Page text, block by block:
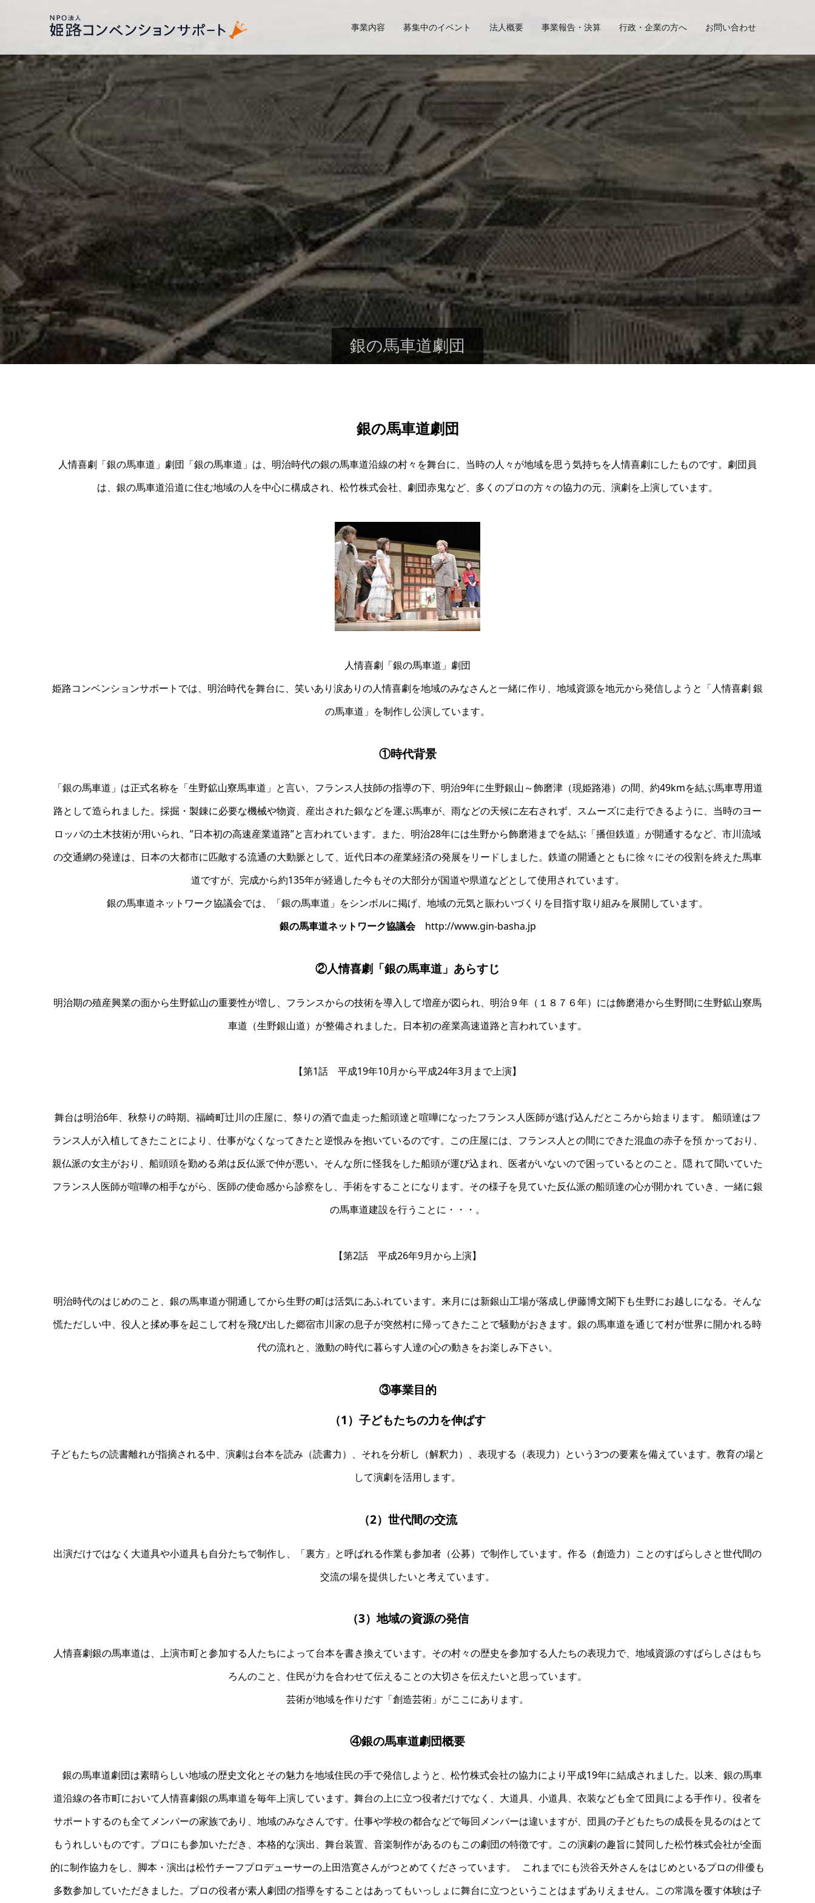
事業内容 募集中のイベント 法人概要 事業報告・決算 行政・企業の方へ お問い合わせ
銀の馬車道劇団
銀の馬車道劇団
人情喜劇「銀の馬車道」劇団「銀の馬車道」は、明治時代の銀の馬車道沿線の村々を舞台に、当時の人々が地域を思う気持ちを人情喜劇にしたものです。劇団員
は、銀の馬車道沿道に住む地域の人を中心に構成され、松竹株式会社、劇団赤鬼など、多くのプロの方々の協力の元、演劇を上演しています。
人情喜劇「銀の馬車道」劇団
姫路コンベンションサポートでは、明治時代を舞台に、笑いあり涙ありの人情喜劇を地域のみなさんと一緒に作り、地域資源を地元から発信しようと「人情喜劇 銀
の馬車道」を制作し公演しています。
①時代背景
「銀の馬車道」は正式名称を「生野鉱山寮馬車道」と言い、フランス人技師の指導の下、明治9年に生野銀山～飾磨津（現姫路港）の間、約49kmを結ぶ馬車専用道
路として造られました。採掘・製錬に必要な機械や物資、産出された銀などを運ぶ馬車が、雨などの天候に左右されず、スムーズに走行できるように、当時のヨー
ロッパの土木技術が用いられ、”日本初の高速産業道路”と言われています。また、明治28年には生野から飾磨港までを結ぶ「播但鉄道」が開通するなど、市川流域
の交通網の発達は、日本の大都市に匹敵する流通の大動脈として、近代日本の産業経済の発展をリードしました。鉄道の開通とともに徐々にその役割を終えた馬車
道ですが、完成から約135年が経過した今もその大部分が国道や県道などとして使用されています。
銀の馬車道ネットワーク協議会では、「銀の馬車道」をシンボルに掲げ、地域の元気と賑わいづくりを目指す取り組みを展開しています。
銀の馬車道ネットワーク協議会
http://www.gin-basha.jp
②人情喜劇「銀の馬車道」あらすじ
明治期の殖産興業の面から生野鉱山の重要性が増し、フランスからの技術を導入して増産が図られ、明治９年（１８７６年）には飾磨港から生野間に生野鉱山寮馬
車道（生野銀山道）が整備されました。日本初の産業高速道路と言われています。
【第1話 平成19年10月から平成24年3月まで上演】
舞台は明治6年、秋祭りの時期。福崎町辻川の庄屋に、祭りの酒で血走った船頭達と喧嘩になったフランス人医師が逃げ込んだところから始まります。 船頭達はフ
ランス人が入植してきたことにより、仕事がなくなってきたと逆恨みを抱いているのです。この庄屋には、フランス人との間にできた混血の赤子を預 かっており、
親仏派の女主がおり、船頭頭を勤める弟は反仏派で仲が悪い。そんな所に怪我をした船頭が運び込まれ、医者がいないので困っているとのこと。隠 れて聞いていた
フランス人医師が喧嘩の相手ながら、医師の使命感から診察をし、手術をすることになります。その様子を見ていた反仏派の船頭達の心が開かれ ていき、一緒に銀
の馬車道建設を行うことに・・・。
【第2話 平成26年9月から上演】
明治時代のはじめのこと、銀の馬車道が開通してから生野の町は活気にあふれています。来月には新銀山工場が落成し伊藤博文閣下も生野にお越しになる。そんな
慌ただしい中、役人と揉め事を起こして村を飛び出した郷宿市川家の息子が突然村に帰ってきたことで騒動がおきます。銀の馬車道を通じて村が世界に開かれる時
代の流れと、激動の時代に暮らす人達の心の動きをお楽しみ下さい。
③事業目的
（1）子どもたちの力を伸ばす
子どもたちの読書離れが指摘される中、演劇は台本を読み（読書力）、それを分析し（解釈力）、表現する（表現力）という3つの要素を備えています。教育の場と
して演劇を活用します。
（2）世代間の交流
出演だけではなく大道具や小道具も自分たちで制作し、「裏方」と呼ばれる作業も参加者（公募）で制作しています。作る（創造力）ことのすばらしさと世代間の
交流の場を提供したいと考えています。
（3）地域の資源の発信
人情喜劇銀の馬車道は、上演市町と参加する人たちによって台本を書き換えています。その村々の歴史を参加する人たちの表現力で、地域資源のすばらしさはもち
ろんのこと、住民が力を合わせて伝えることの大切さを伝えたいと思っています。
芸術が地域を作りだす「創造芸術」がここにあります。
④銀の馬車道劇団概要
銀の馬車道劇団は素晴らしい地域の歴史文化とその魅力を地域住民の手で発信しようと、松竹株式会社の協力により平成19年に結成されました。以来、銀の馬車
道沿線の各市町において人情喜劇銀の馬車道を毎年上演しています。舞台の上に立つ役者だけでなく、大道具、小道具、衣装なども全て団員による手作り。役者を
サポートするのも全てメンバーの家族であり、地域のみなさんです。仕事や学校の都合などで毎回メンバーは違いますが、団員の子どもたちの成長を見るのはとて
もうれしいものです。プロにも参加いただき、本格的な演出、舞台装置、音楽制作があるのもこの劇団の特徴です。この演劇の趣旨に賛同した松竹株式会社が全面
的に制作協力をし、脚本・演出は松竹チーフプロデューサーの上田浩寛さんがつとめてくださっています。 これまでにも渋谷天外さんをはじめといるプロの俳優も
多数参加していただきました。プロの役者が素人劇団の指導をすることはあってもいっしょに舞台に立つということはまずありえません。この常識を覆す体験は子